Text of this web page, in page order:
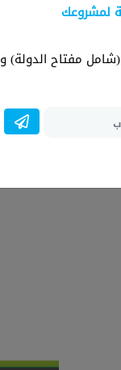
شركة
توفر دراسات
المتواجدة
العالمية
لمشروعك
مفتاح الدولة)